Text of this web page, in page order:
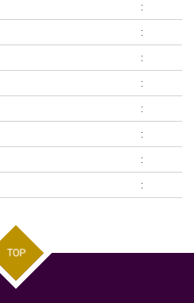
:
:
:
:
:
:
:
:
TOP